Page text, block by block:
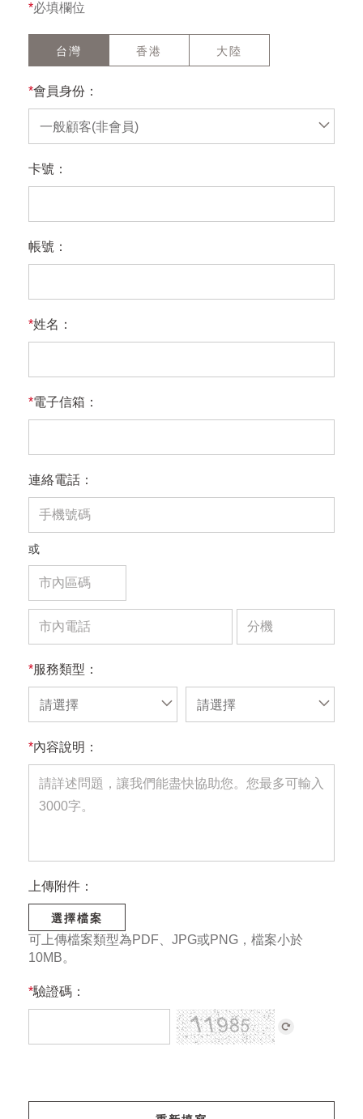
*必填欄位
台灣 香港 大陸
*會員身份：
一般顧客(非會員)
卡號：
帳號：
*姓名：
*電子信箱：
連絡電話：
或
*服務類型：
請選擇 請選擇
*內容說明：
上傳附件：
選擇檔案
可上傳檔案類型為PDF、JPG或PNG，檔案小於
10MB。
*驗證碼：